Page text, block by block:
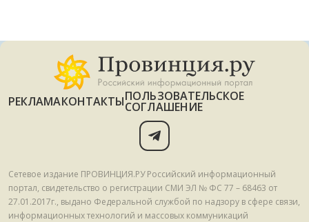
РЕКЛАМАКОНТАКТЫПОЛЬЗОВАТЕЛЬСКОЕ
СОГЛАШЕНИЕ
Сетевое издание ПРОВИНЦИЯ.РУ Российский информационный
портал, свидетельство о регистрации СМИ ЭЛ № ФС 77 – 68463 от
27.01.2017г., выдано Федеральной службой по надзору в сфере связи,
информационных технологий и массовых коммуникаций